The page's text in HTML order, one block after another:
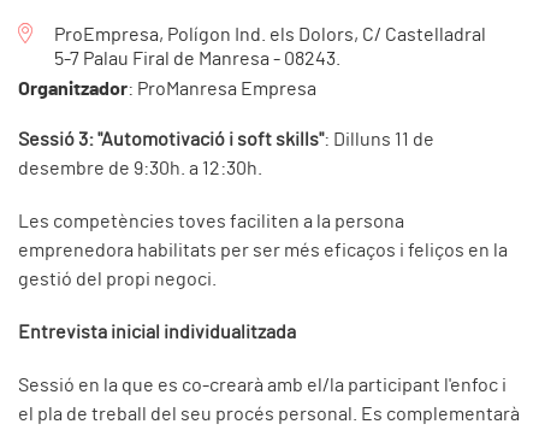
ProEmpresa, Polígon Ind. els Dolors, C/ Castelladral
5-7 Palau Firal de Manresa - 08243.
Organitzador: ProManresa Empresa
Sessió 3: "Automotivació i soft skills": Dilluns 11 de
desembre de 9:30h. a 12:30h.
Les competències toves faciliten a la persona
emprenedora habilitats per ser més eficaços i feliços en la
gestió del propi negoci.
Entrevista inicial individualitzada
Sessió en la que es co-crearà amb el/la participant l'enfoc i
el pla de treball del seu procés personal. Es complementarà